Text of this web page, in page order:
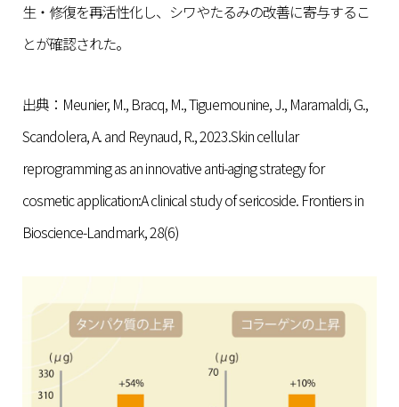
生・修復を再活性化し、シワやたるみの改善に寄与するこ
とが確認された。
出典：Meunier, M., Bracq, M., Tiguemounine, J., Maramaldi, G.,
Scandolera, A. and Reynaud, R., 2023.Skin cellular
reprogramming as an innovative anti-aging strategy for
cosmetic application:A clinical study of sericoside. Frontiers in
Bioscience-Landmark, 28(6)